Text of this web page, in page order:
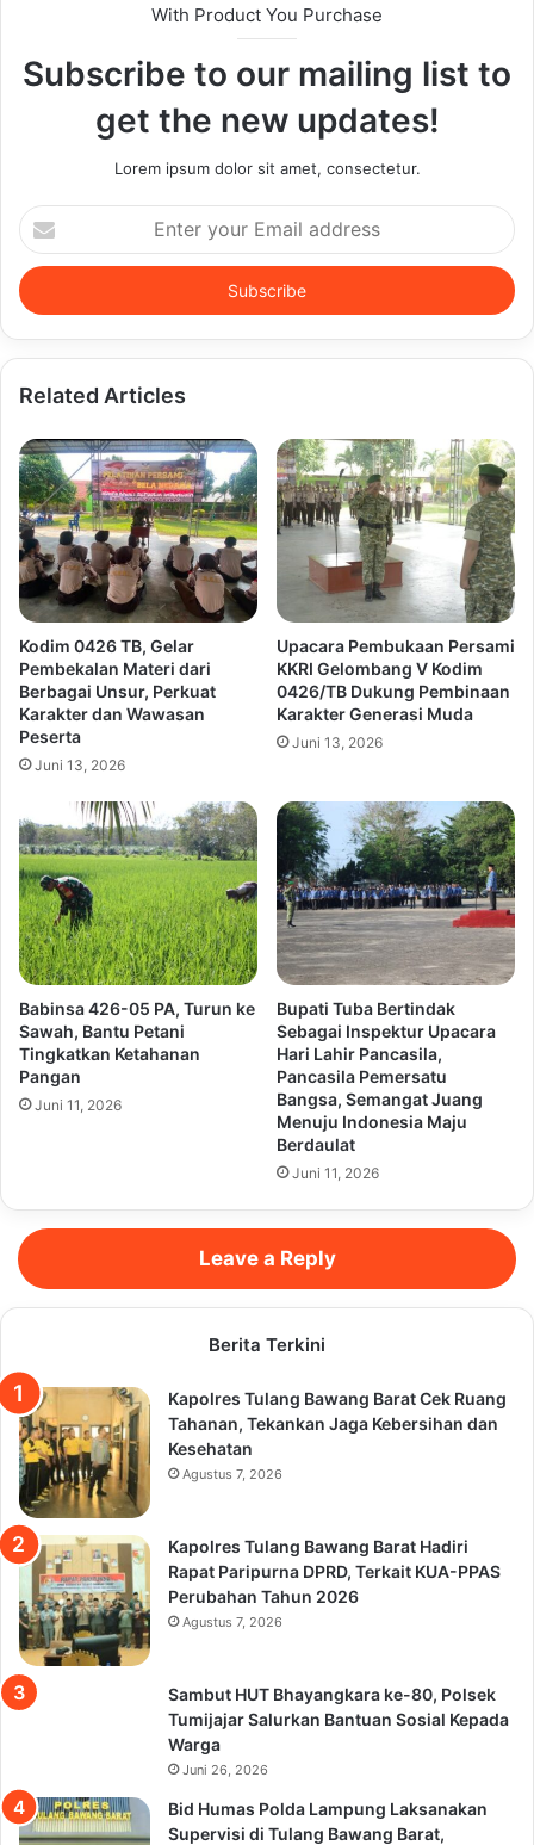
With Product You Purchase
Subscribe to our mailing list to
get the new updates!
Lorem ipsum dolor sit amet, consectetur.
Enter
your
Email
address
Related Articles
Kodim 0426 TB, Gelar
Pembekalan Materi dari
Berbagai Unsur, Perkuat
Karakter dan Wawasan
Peserta
Juni 13, 2026
Upacara Pembukaan Persami
KKRI Gelombang V Kodim
0426/TB Dukung Pembinaan
Karakter Generasi Muda
Juni 13, 2026
Babinsa 426-05 PA, Turun ke
Sawah, Bantu Petani
Tingkatkan Ketahanan
Pangan
Juni 11, 2026
Bupati Tuba Bertindak
Sebagai Inspektur Upacara
Hari Lahir Pancasila,
Pancasila Pemersatu
Bangsa, Semangat Juang
Menuju Indonesia Maju
Berdaulat
Juni 11, 2026
Leave a Reply
Berita Terkini
Kapolres Tulang Bawang Barat Cek Ruang
Tahanan, Tekankan Jaga Kebersihan dan
Kesehatan
Agustus 7, 2026
Kapolres Tulang Bawang Barat Hadiri
Rapat Paripurna DPRD, Terkait KUA-PPAS
Perubahan Tahun 2026
Agustus 7, 2026
Sambut HUT Bhayangkara ke-80, Polsek
Tumijajar Salurkan Bantuan Sosial Kepada
Warga
Juni 26, 2026
Bid Humas Polda Lampung Laksanakan
Supervisi di Tulang Bawang Barat,